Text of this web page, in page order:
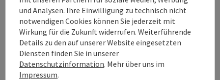
Presseservice Salzkammergut
und Analysen. Ihre Einwilligung zu technisch nicht
notwendigen Cookies können Sie jederzeit mit
Wirkung für die Zukunft widerrufen. Weiterführende
Details zu den auf unserer Website eingesetzten
Diensten finden Sie in unserer
Datenschutzinformation. Mehr über uns im
Impressum.